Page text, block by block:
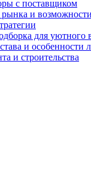
с поставщиком
и возможности
для уютного
и особенности
и строительства